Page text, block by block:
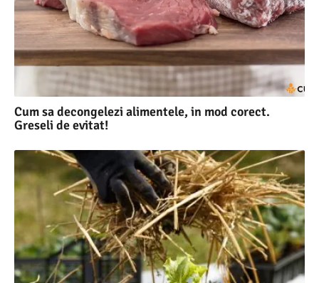
Cum sa decongelezi alimentele, in mod corect.
Greseli de evitat!